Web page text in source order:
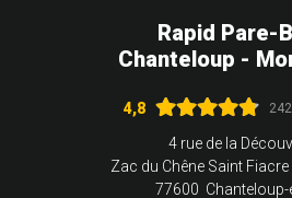
Rapid Pare-
Chanteloup -
4,8
4 rue de la
Zac du Chêne Saint
77600 Chanteloup-